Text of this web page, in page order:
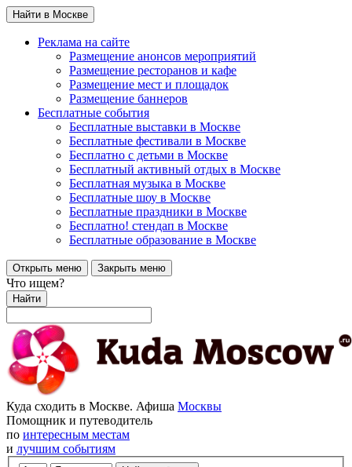
Найти в Москве
Реклама на сайте
Размещение анонсов мероприятий
Размещение ресторанов и кафе
Размещение мест и площадок
Размещение баннеров
Бесплатные события
Бесплатные выставки в Москве
Бесплатные фестивали в Москве
Бесплатно с детьми в Москве
Бесплатный активный отдых в Москве
Бесплатная музыка в Москве
Бесплатные шоу в Москве
Бесплатные праздники в Москве
Бесплатно! стендап в Москве
Бесплатные образование в Москве
Открыть меню Закрыть меню
Что ищем?
Найти
Куда сходить в Москве. Афиша Москвы
Помощник и путеводитель
по интересным местам
и лучшим событиям